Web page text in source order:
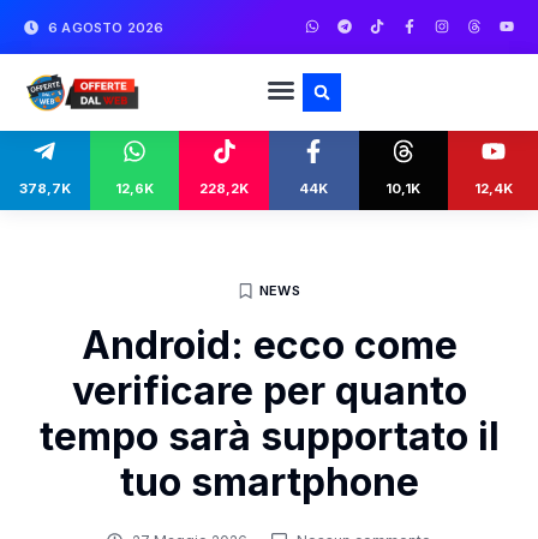
6 AGOSTO 2026
378,7K 12,6K 228,2K 44K 10,1K 12,4K
NEWS
Android: ecco come
verificare per quanto
tempo sarà supportato il
tuo smartphone